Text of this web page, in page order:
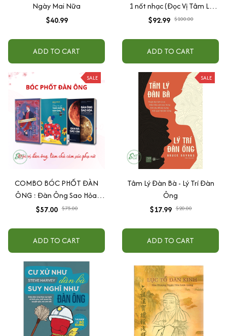
Ngày Mai Nữa
$40.99
ADD TO CART
1 nốt nhạc (Đọc Vị Tâm Lý
Đàn Ông + Chuyện Tình Yêu
Đàn Ông Sao Hỏa - Đàn Bà
Sao Kim (Tìm Lại Tình Yêu)
(Tái Bản 2019) + Tại Sao Đàn
Ông Thích Tình Dục Và Phụ
Nữ Cần Tình Yêu)
$92.99 $100.00
ADD TO CART
SALE
COMBO BÓC PHỐT ĐÀN
ÔNG : Đàn Ông Sao Hỏa,
Đàn Bà Sao Kim + Đừng Bao
Đàn Ông Bóc Phốt Đàn Ông
$57.00 $75.00
ADD TO CART
SALE
Tâm Lý Đàn Bà - Lý Trí Đàn
Ông
$17.99 $20.00
ADD TO CART